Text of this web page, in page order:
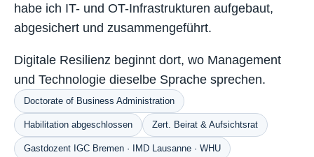
habe ich IT- und OT-Infrastrukturen aufgebaut,
abgesichert und zusammengeführt.
Digitale Resilienz beginnt dort, wo Management
und Technologie dieselbe Sprache sprechen.
Doctorate of Business Administration
Habilitation abgeschlossen Zert. Beirat & Aufsichtsrat
Gastdozent IGC Bremen · IMD Lausanne · WHU